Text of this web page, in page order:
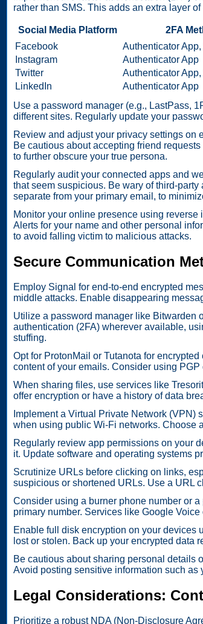
rather than SMS. This adds an extra layer
Social Media Platform 2FA
Facebook
Authenticator
Instagram
Authenticator App
Twitter
Authenticator
LinkedIn
Authenticator App
Use a password manager (e.g., LastPass,
different sites. Regularly update your
Review and adjust your privacy settings on
Be cautious about accepting friend
to further obscure your true persona.
Regularly audit your connected apps and
that seem suspicious. Be wary of third-
separate from your primary email, to
Monitor your online presence using
Alerts for your name and other personal
to avoid falling victim to malicious attacks.
Secure Communication
Employ Signal for end-to-end encrypted
middle attacks. Enable disappearing
Utilize a password manager like Bitwarden
authentication (2FA) wherever available,
stuffing.
Opt for ProtonMail or Tutanota for
content of your emails. Consider using
When sharing files, use services like
offer encryption or have a history of data
Implement a Virtual Private Network
when using public Wi-Fi networks. Choose
Regularly review app permissions on your
it. Update software and operating systems
Scrutinize URLs before clicking on links,
suspicious or shortened URLs. Use a URL
Consider using a burner phone number or
primary number. Services like Google
Enable full disk encryption on your devices
lost or stolen. Back up your encrypted data
Be cautious about sharing personal details
Avoid posting sensitive information such as
Legal Considerations:
Prioritize a robust NDA (Non-Disclosure